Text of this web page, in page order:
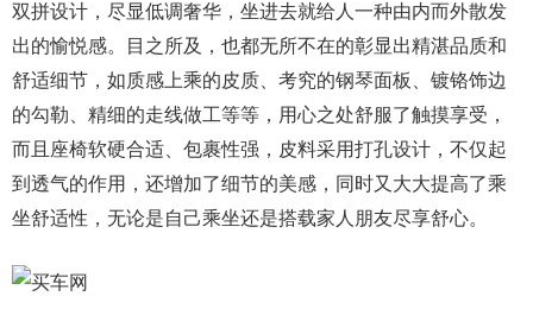
双拼设计，尽显低调奢华，坐进去就给人一种由内而外散发
出的愉悦感。目之所及，也都无所不在的彰显出精湛品质和
舒适细节，如质感上乘的皮质、考究的钢琴面板、镀铬饰边
的勾勒、精细的走线做工等等，用心之处舒服了触摸享受，
而且座椅软硬合适、包裹性强，皮料采用打孔设计，不仅起
到透气的作用，还增加了细节的美感，同时又大大提高了乘
坐舒适性，无论是自己乘坐还是搭载家人朋友尽享舒心。